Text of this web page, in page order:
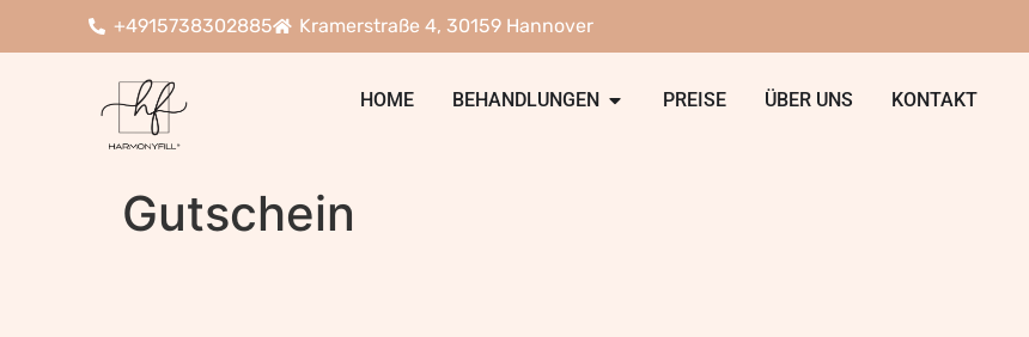
+4915738302885 Kramerstraße 4, 30159 Hannover
HOME BEHANDLUNGEN PREISE ÜBER UNS KONTAKT
Gutschein